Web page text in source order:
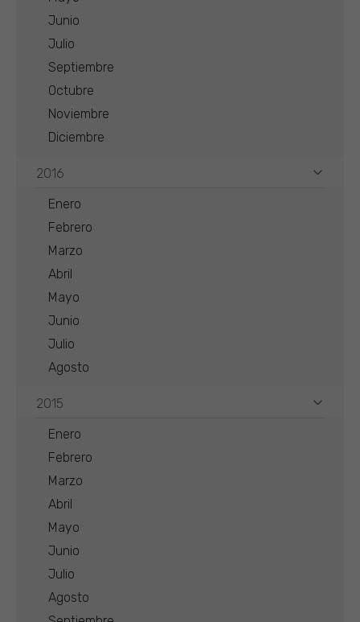
Junio
Julio
Septiembre
Octubre
Noviembre
Diciembre
2016
Enero
Febrero
Marzo
Abril
Mayo
Junio
Julio
Agosto
2015
Enero
Febrero
Marzo
Abril
Mayo
Junio
Julio
Agosto